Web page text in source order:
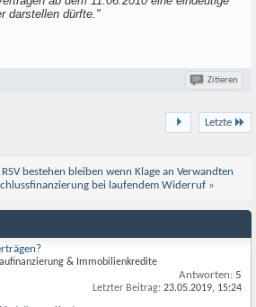
darstellen dürfte."
Zitieren
Letzte
bestehen bleiben wenn Klage an Verwandten
bei laufendem Widerruf »
& Immobilienkredite
Antworten: 5
Letzter Beitrag: 23.05.2019, 15:24